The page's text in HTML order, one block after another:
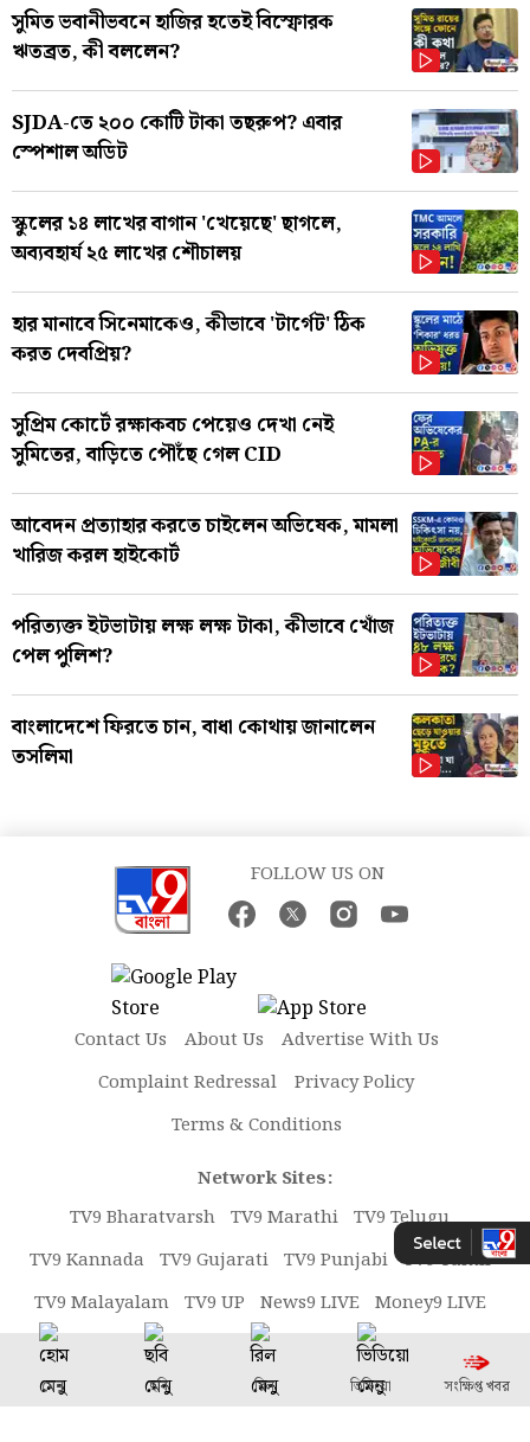
সুমিত ভবানীভবনে হাজির হতেই বিস্ফোরক
ঋতব্রত, কী বললেন?
SJDA-তে ২০০ কোটি টাকা তছরুপ? এবার
স্পেশাল অডিট
স্কুলের ১৪ লাখের বাগান 'খেয়েছে' ছাগলে,
অব্যবহার্য ২৫ লাখের শৌচালয়
হার মানাবে সিনেমাকেও, কীভাবে 'টার্গেট' ঠিক
করত দেবপ্রিয়?
সুপ্রিম কোর্টে রক্ষাকবচ পেয়েও দেখা নেই
সুমিতের, বাড়িতে পৌঁছে গেল CID
আবেদন প্রত্যাহার করতে চাইলেন অভিষেক, মামলা
খারিজ করল হাইকোর্ট
পরিত্যক্ত ইটভাটায় লক্ষ লক্ষ টাকা, কীভাবে খোঁজ
পেল পুলিশ?
বাংলাদেশে ফিরতে চান, বাধা কোথায় জানালেন
তসলিমা
FOLLOW US ON
Contact Us About Us
Advertise With Us
Complaint Redressal
Privacy Policy
Terms & Conditions
Network Sites:
TV9 Bharatvarsh TV9 Marathi TV9 Telugu
TV9 Kannada TV9 Gujarati TV9 Punjabi TV9 Tamil
TV9 Malayalam TV9 UP News9 LIVE Money9 LIVE
Copyright © 2026 TV9 Bangla. All rights reserved.
মেনু
ছবি রিল ভিডিয়ো সংক্ষিপ্ত খবর